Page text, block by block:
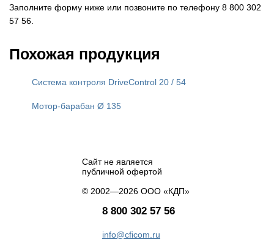
Заполните форму ниже или позвоните по телефону 8 800 302
57 56.
Похожая продукция
Система контроля DriveControl 20 / 54
Мотор-барабан Ø 135
Сайт не является
публичной офертой
© 2002—2026 ООО «КДП»
8 800 302 57 56
info@cficom.ru